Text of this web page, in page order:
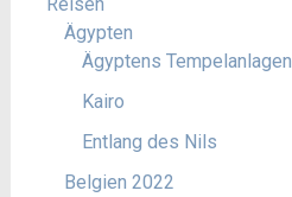
Ägypten
Ägyptens Tempelanlagen
Kairo
Entlang des Nils
Belgien 2022